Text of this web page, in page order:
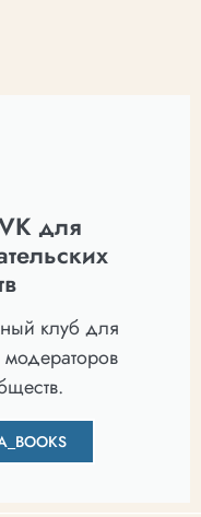
для
клуб для